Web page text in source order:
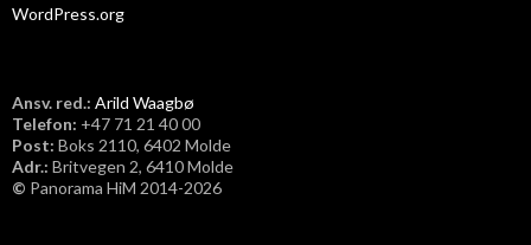
WordPress.org
Ansv. red.: Arild Waagbø
Telefon: ​+47 71 21 40 00
Post: Boks 2110, 6402 Molde
Adr.: Britvegen 2, 6410 Molde
© Panorama HiM 2014-2026